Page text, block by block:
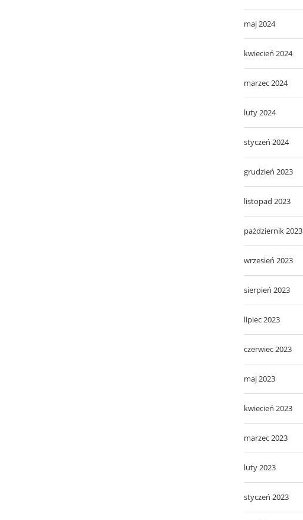
maj 2024
kwiecień 2024
marzec 2024
luty 2024
styczeń 2024
grudzień 2023
listopad 2023
październik 2023
wrzesień 2023
sierpień 2023
lipiec 2023
czerwiec 2023
maj 2023
kwiecień 2023
marzec 2023
luty 2023
styczeń 2023